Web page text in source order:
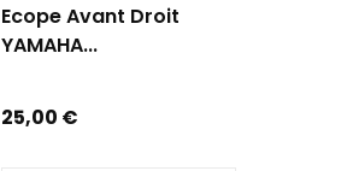
Ecope Avant Droit
YAMAHA...
Prix
25,00 €